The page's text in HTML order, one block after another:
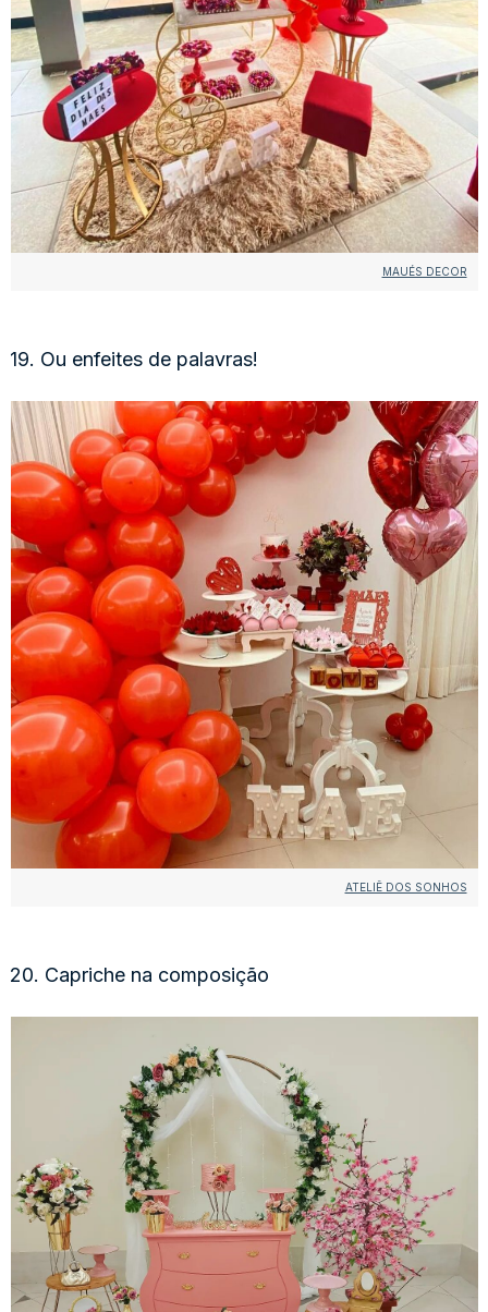
MAUÉS DECOR
19. Ou enfeites de palavras!
ATELIÊ DOS SONHOS
20. Capriche na composição